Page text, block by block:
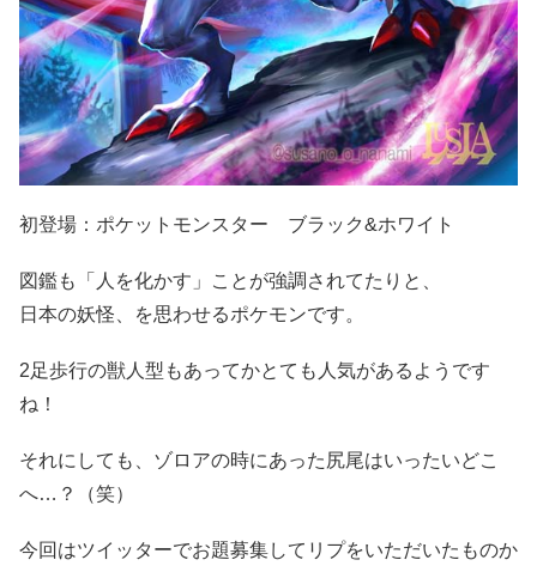
初登場：ポケットモンスター ブラック&ホワイト
図鑑も「人を化かす」ことが強調されてたりと、
日本の妖怪、を思わせるポケモンです。
2足歩行の獣人型もあってかとても人気があるようです
ね！
それにしても、ゾロアの時にあった尻尾はいったいどこ
へ…？（笑）
今回はツイッターでお題募集してリプをいただいたものか